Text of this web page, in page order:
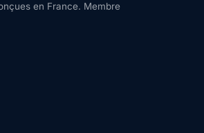
en France. Membre